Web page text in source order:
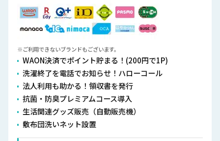
※ご利用できないブランドもございます。
WAON決済でポイント貯まる！(200円で1P)
洗濯終了を電話でお知らせ！ハローコール
法人利用も助かる！領収書を発行
抗菌・防臭プレミアムコース導入
生活関連グッズ販売（自動販売機）
敷布団洗いネット設置